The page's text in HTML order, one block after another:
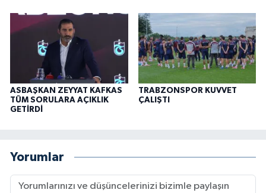
ASBAŞKAN ZEYYAT KAFKAS
TÜM SORULARA AÇIKLIK
GETİRDİ
TRABZONSPOR KUVVET
ÇALIŞTI
Yorumlar